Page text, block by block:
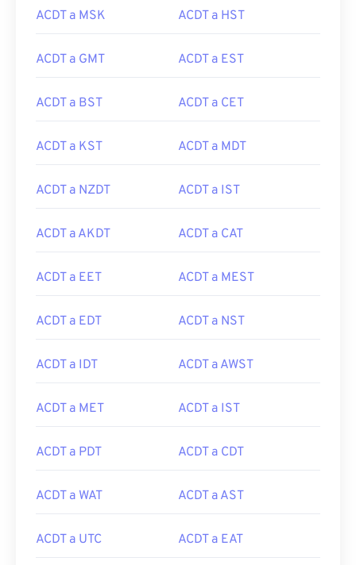
ACDT a MSK ACDT a HST
ACDT a GMT ACDT a EST
ACDT a BST ACDT a CET
ACDT a KST ACDT a MDT
ACDT a NZDT ACDT a IST
ACDT a AKDT ACDT a CAT
ACDT a EET ACDT a MEST
ACDT a EDT ACDT a NST
ACDT a IDT ACDT a AWST
ACDT a MET ACDT a IST
ACDT a PDT ACDT a CDT
ACDT a WAT ACDT a AST
ACDT a UTC ACDT a EAT